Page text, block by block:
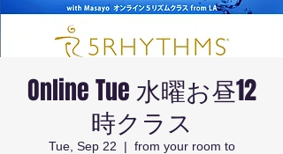
Online Tue 水曜お昼12
時クラス
Tue, Sep 22
  |
from your room to